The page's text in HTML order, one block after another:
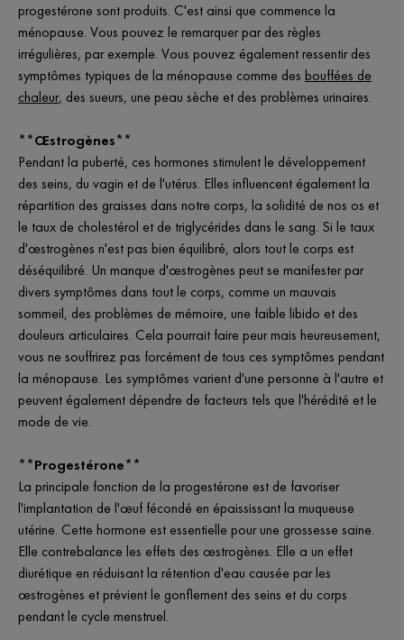
progestérone sont produits. C'est ainsi que commence la
ménopause. Vous pouvez le remarquer par des règles
irrégulières, par exemple. Vous pouvez également ressentir des
symptômes typiques de la ménopause comme des bouffées de
chaleur, des sueurs, une peau sèche et des problèmes urinaires.
**Œstrogènes**
Pendant la puberté, ces hormones stimulent le développement
des seins, du vagin et de l'utérus. Elles influencent également la
répartition des graisses dans notre corps, la solidité de nos os et
le taux de cholestérol et de triglycérides dans le sang. Si le taux
d'œstrogènes n'est pas bien équilibré, alors tout le corps est
déséquilibré. Un manque d'œstrogènes peut se manifester par
divers symptômes dans tout le corps, comme un mauvais
sommeil, des problèmes de mémoire, une faible libido et des
douleurs articulaires. Cela pourrait faire peur mais heureusement,
vous ne souffrirez pas forcément de tous ces symptômes pendant
la ménopause. Les symptômes varient d'une personne à l'autre et
peuvent également dépendre de facteurs tels que l'hérédité et le
mode de vie.
**Progestérone**
La principale fonction de la progestérone est de favoriser
l'implantation de l'œuf fécondé en épaississant la muqueuse
utérine. Cette hormone est essentielle pour une grossesse saine.
Elle contrebalance les effets des œstrogènes. Elle a un effet
diurétique en réduisant la rétention d'eau causée par les
œstrogènes et prévient le gonflement des seins et du corps
pendant le cycle menstruel.